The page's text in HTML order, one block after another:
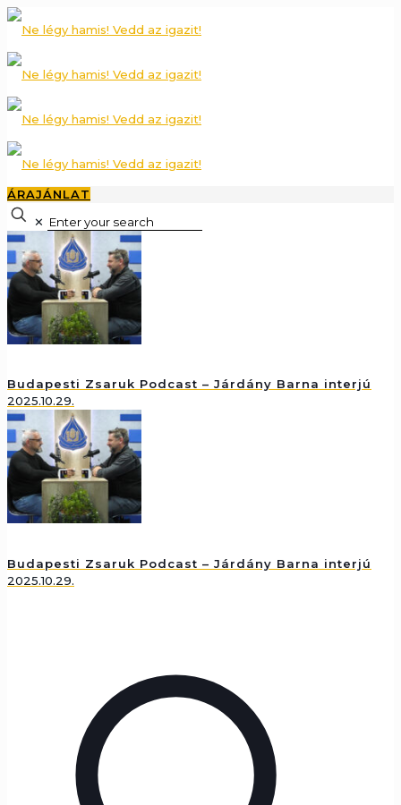
ÁRAJÁNLAT
✕
Budapesti Zsaruk Podcast – Járdány Barna interjú
2025.10.29.
Budapesti Zsaruk Podcast – Járdány Barna interjú
2025.10.29.